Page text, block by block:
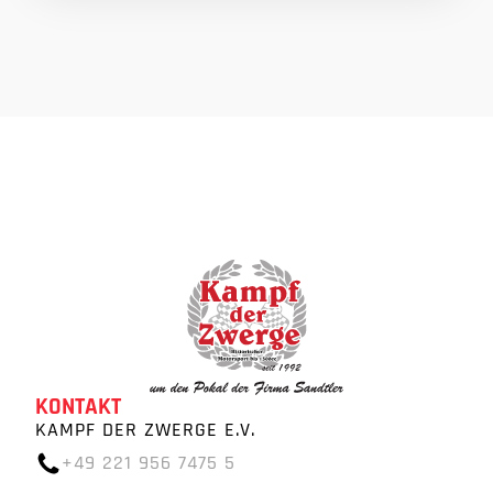
KONTAKT
KAMPF DER ZWERGE E.V.
+49 221 956 7475 5